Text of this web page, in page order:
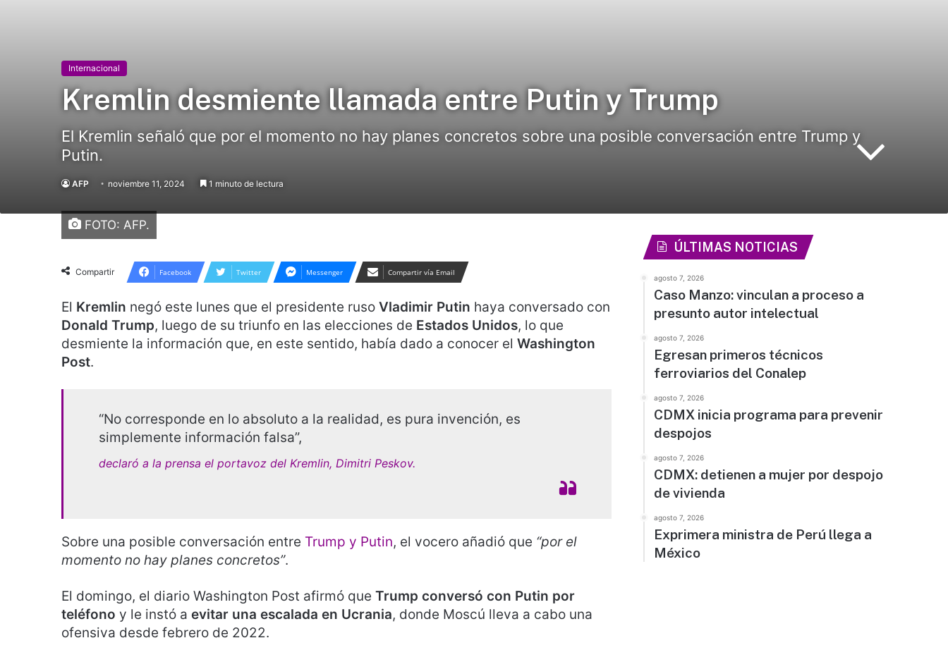
Internacional
Kremlin desmiente llamada entre Putin y Trump
El Kremlin señaló que por el momento no hay planes concretos sobre una posible conversación entre Trump y
Putin.
AFP noviembre 11, 2024 1 minuto de lectura
FOTO: AFP.
Compartir Facebook Twitter Messenger Compartir vía Email
El Kremlin negó este lunes que el presidente ruso Vladimir Putin haya conversado con
Donald Trump, luego de su triunfo en las elecciones de Estados Unidos, lo que
desmiente la información que, en este sentido, había dado a conocer el Washington
Post.
“No corresponde en lo absoluto a la realidad, es pura invención, es
simplemente información falsa”,
declaró a la prensa el portavoz del Kremlin, Dimitri Peskov.
Sobre una posible conversación entre Trump y Putin, el vocero añadió que “por el
momento no hay planes concretos”.
El domingo, el diario Washington Post afirmó que Trump conversó con Putin por
teléfono y le instó a evitar una escalada en Ucrania, donde Moscú lleva a cabo una
ofensiva desde febrero de 2022.
ÚLTIMAS NOTICIAS
agosto 7, 2026
Caso Manzo: vinculan a proceso a
presunto autor intelectual
agosto 7, 2026
Egresan primeros técnicos
ferroviarios del Conalep
agosto 7, 2026
CDMX inicia programa para prevenir
despojos
agosto 7, 2026
CDMX: detienen a mujer por despojo
de vivienda
agosto 7, 2026
Exprimera ministra de Perú llega a
México